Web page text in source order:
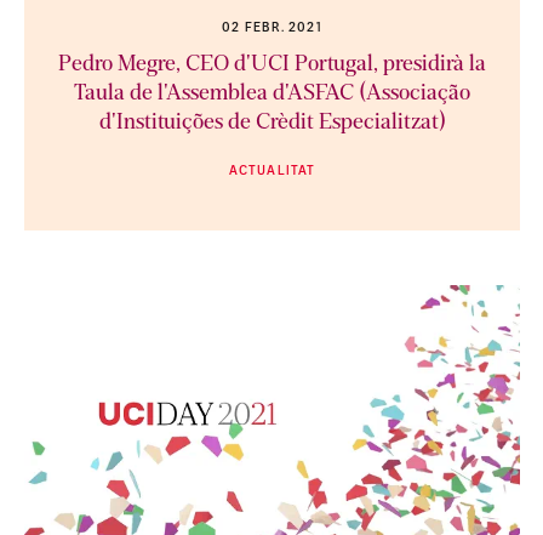
02 FEBR. 2021
Pedro Megre, CEO d'UCI Portugal, presidirà la
Taula de l'Assemblea d'ASFAC (Associação
d'Instituições de Crèdit Especialitzat)
ACTUALITAT